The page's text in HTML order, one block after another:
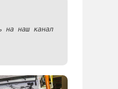
на наш канал